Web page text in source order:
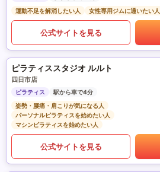
運動不足を解消したい人
女性専用ジムに通いたい人
公式サイトを見る
ピラティススタジオ ルルト
四日市店
ピラティス
駅から車で4分
姿勢・腰痛・肩こりが気になる人
パーソナルピラティスを始めたい人
マシンピラティスを始めたい人
公式サイトを見る